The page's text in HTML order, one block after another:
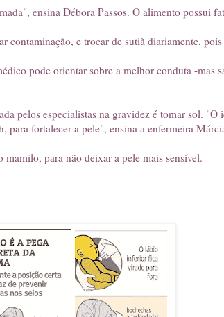
ensina Débora Passos. O alimento possui
contaminação, e trocar de sutiã diariamente,
pode orientar sobre a melhor conduta -mas
pelos especialistas na gravidez é tomar sol. "O
para fortalecer a pele", ensina a enfermeira
mamilo, para não deixar a pele mais sensível.